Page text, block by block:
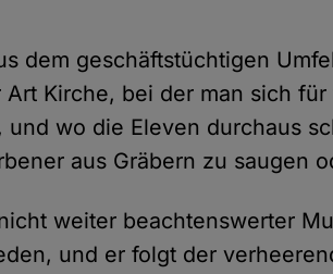
dem geschäftstüchtigen
Art Kirche, bei der man sich
und wo die Eleven durchaus
aus Gräbern zu saugen
weiter beachtenswerter
und er folgt der